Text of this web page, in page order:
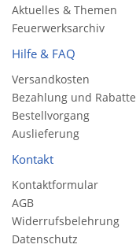
Aktuelles & Themen
Feuerwerksarchiv
Hilfe & FAQ
Versandkosten
Bezahlung und Rabatte
Bestellvorgang
Auslieferung
Kontakt
Kontaktformular
AGB
Widerrufsbelehrung
Datenschutz